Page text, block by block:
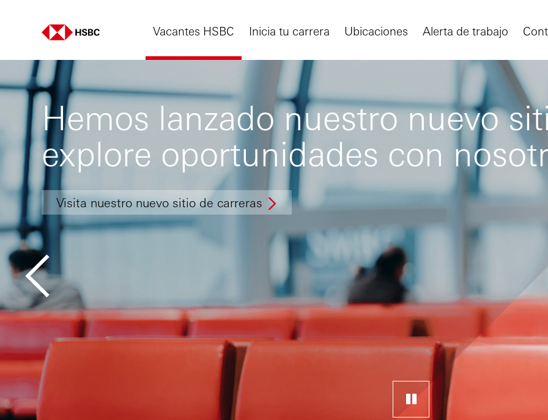
Vacantes HSBC Inicia tu carrera Ubicaciones Alerta de trabajo
Hemos lanzado nuestro nuevo
explore oportunidades con
Visita nuestro nuevo sitio de carreras